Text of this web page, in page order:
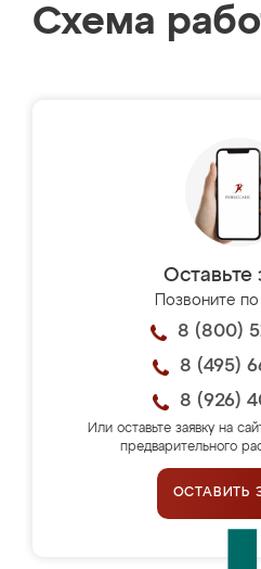
Схема
Оставьте
Позвоните
8 (800)
8 (495)
8 (926)
Или оставьте заявку на
предварительного
ОСТАВИТЬ